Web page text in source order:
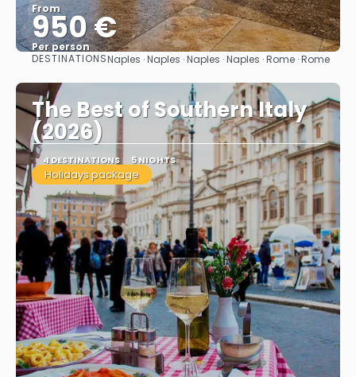
From
950 €
Per person
See
DESTINATIONSNaples · Naples · Naples · Naples · Rome · Rome
The Best of Southern Italy
(2026)
4 DESTINATIONS 5 NIGHTS
Holidays package